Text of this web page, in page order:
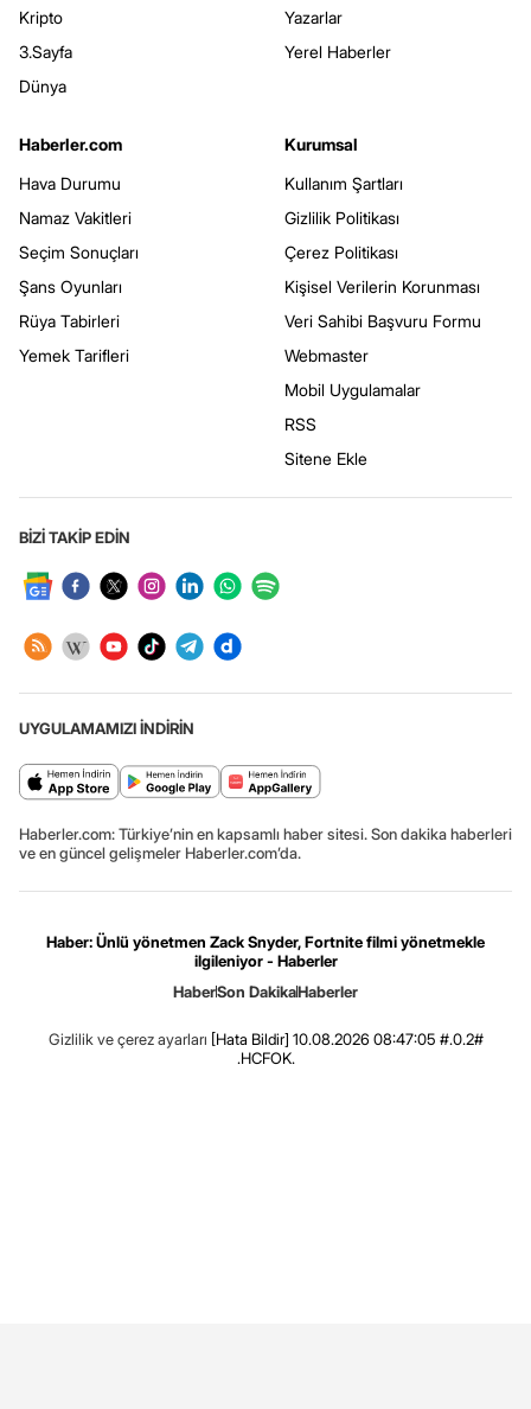
Kripto
3.Sayfa
Dünya
Yazarlar
Yerel Haberler
Haberler.com
Hava Durumu
Namaz Vakitleri
Seçim Sonuçları
Şans Oyunları
Rüya Tabirleri
Yemek Tarifleri
Kurumsal
Kullanım Şartları
Gizlilik Politikası
Çerez Politikası
Kişisel Verilerin Korunması
Veri Sahibi Başvuru Formu
Webmaster
Mobil Uygulamalar
RSS
Sitene Ekle
BİZİ TAKİP EDİN
UYGULAMAMIZI İNDİRİN
Haberler.com: Türkiye’nin en kapsamlı haber sitesi. Son dakika haberleri
ve en güncel gelişmeler Haberler.com’da.
Haber: Ünlü yönetmen Zack Snyder, Fortnite filmi yönetmekle
ilgileniyor - Haberler
HaberSon DakikaHaberler
Gizlilik ve çerez ayarları [Hata Bildir] 10.08.2026 08:47:05 #.0.2#
.HCFOK.